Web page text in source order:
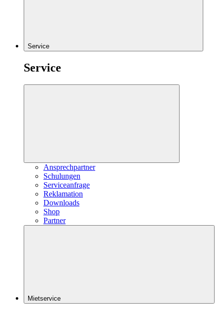
Service
Service
Ansprechpartner
Schulungen
Serviceanfrage
Reklamation
Downloads
Shop
Partner
Mietservice